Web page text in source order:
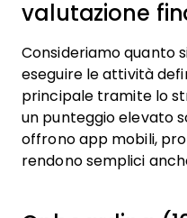
valutazione
Consideriamo quanto
eseguire le attività
principale tramite lo
un punteggio elevato
offrono app mobili,
rendono semplici